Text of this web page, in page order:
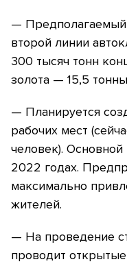
— Предполагаемый
второй линии
300 тысяч тонн
золота — 15,5
— Планируется
рабочих мест
человек).
2022 годах.
максимально
жителей.
— На проведение
проводит